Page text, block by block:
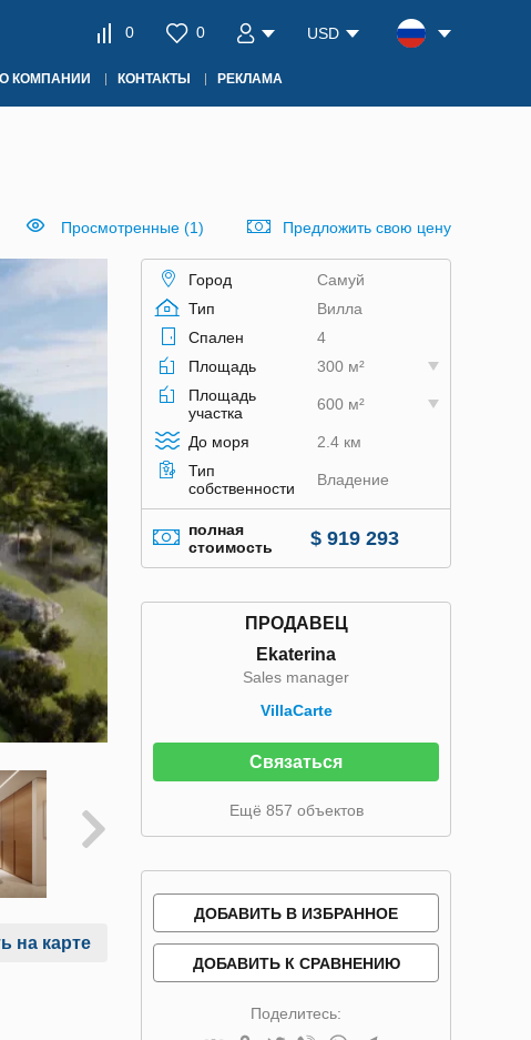
0 0 USD
О КОМПАНИИ КОНТАКТЫ РЕКЛАМА
Просмотренные (1) Предложить свою цену
на карте
Город
Самуй
Тип
Вилла
Спален
4
Площадь
300 м²
Площадь
участка
600 м²
До моря
2.4 км
Тип
собственности
Владение
полная
стоимость
$ 919 293
ПРОДАВЕЦ
Ekaterina
Sales manager
VillaСarte
Связаться
Ещё 857 объектов
ДОБАВИТЬ В ИЗБРАННОЕ
ДОБАВИТЬ К СРАВНЕНИЮ
Поделитесь: